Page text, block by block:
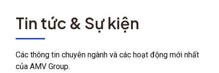
Tin tức & Sự kiện
Các thông tin chuyên ngành và các hoạt động mới nhất
của AMV Group.